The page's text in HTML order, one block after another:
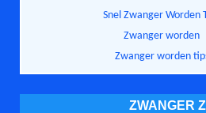
Snel Zwanger Worden
Zwanger worden
Zwanger worden
ZWANGER